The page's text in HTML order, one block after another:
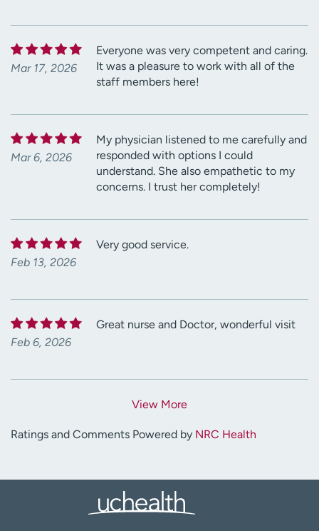
Mar 17, 2026
Everyone was very competent and caring.
It was a pleasure to work with all of the
staff members here!
Mar 6, 2026
My physician listened to me carefully and
responded with options I could
understand. She also empathetic to my
concerns. I trust her completely!
Feb 13, 2026
Very good service.
Feb 6, 2026
Great nurse and Doctor, wonderful visit
View More
Ratings and Comments Powered by NRC Health